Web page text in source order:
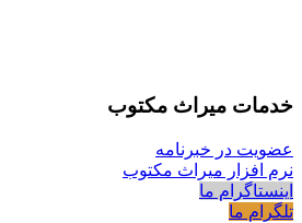
خدمات میراث مکتوب
عضویت در خبرنامه
نرم افزار میراث مکتوب
اینستاگرام ما
تلگرام ما